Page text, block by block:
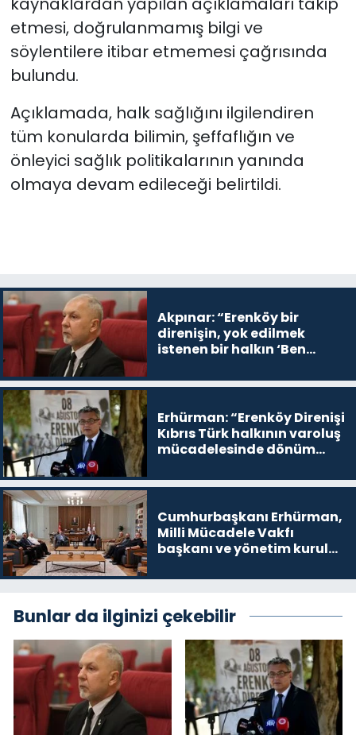
etmesi, doğrulanmamış bilgi ve
söylentilere itibar etmemesi çağrısında
bulundu.
Açıklamada, halk sağlığını ilgilendiren
tüm konularda bilimin, şeffaflığın ve
önleyici sağlık politikalarının yanında
olmaya devam edileceği belirtildi.
Akpınar: “Erenköy bir
direnişin, yok edilmek
istenen bir halkın ‘Ben
devam edeceğim’ dediği
Erhürman: “Erenköy Direnişi
Kıbrıs Türk halkının varoluş
mücadelesinde dönüm
Cumhurbaşkanı Erhürman,
Milli Mücadele Vakfı
başkanı ve yönetim kurulu
Bunlar da ilginizi çekebilir